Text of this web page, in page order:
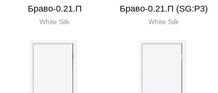
Браво-0.21.П
White Silk
Браво-0.21.П (SG:P3)
White Silk